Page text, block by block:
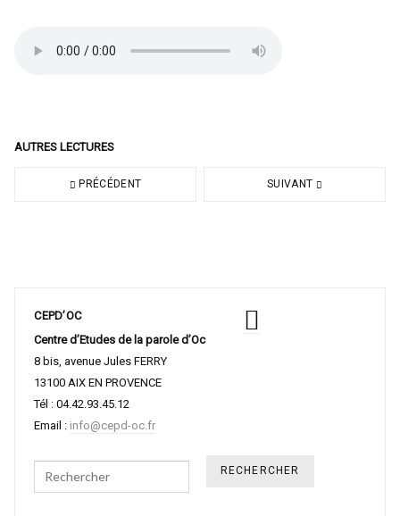
AUTRES LECTURES
PRÉCÉDENT SUIVANT
CEPD’OC
Centre d’Etudes de la parole d’Oc
8 bis, avenue Jules FERRY
13100 AIX EN PROVENCE
Tél : 04.42.93.45.12
Email : info@cepd-oc.fr
Search